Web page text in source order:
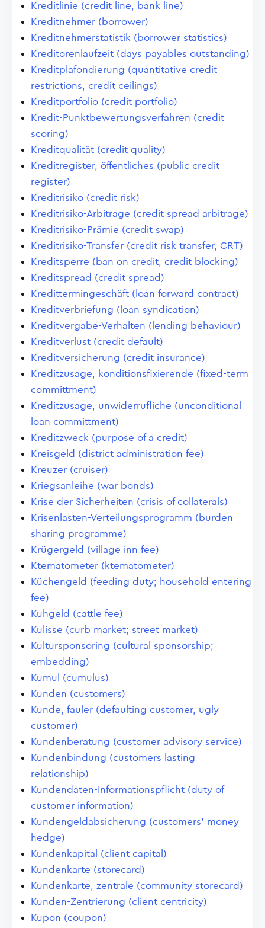
Kreditlinie (credit line, bank line)
Kreditnehmer (borrower)
Kreditnehmerstatistik (borrower statistics)
Kreditorenlaufzeit (days payables outstanding)
Kreditplafondierung (quantitative credit
restrictions, credit ceilings)
Kreditportfolio (credit portfolio)
Kredit-Punktbewertungsverfahren (credit
scoring)
Kreditqualität (credit quality)
Kreditregister, öffentliches (public credit
register)
Kreditrisiko (credit risk)
Kreditrisiko-Arbitrage (credit spread arbitrage)
Kreditrisiko-Prämie (credit swap)
Kreditrisiko-Transfer (credit risk transfer, CRT)
Kreditsperre (ban on credit, credit blocking)
Kreditspread (credit spread)
Kredittermingeschäft (loan forward contract)
Kreditverbriefung (loan syndication)
Kreditvergabe-Verhalten (lending behaviour)
Kreditverlust (credit default)
Kreditversicherung (credit insurance)
Kreditzusage, konditionsfixierende (fixed-term
committment)
Kreditzusage, unwiderrufliche (unconditional
loan committment)
Kreditzweck (purpose of a credit)
Kreisgeld (district administration fee)
Kreuzer (cruiser)
Kriegsanleihe (war bonds)
Krise der Sicherheiten (crisis of collaterals)
Krisenlasten-Verteilungsprogramm (burden
sharing programme)
Krügergeld (village inn fee)
Ktematometer (ktematometer)
Küchengeld (feeding duty; household entering
fee)
Kuhgeld (cattle fee)
Kulisse (curb market; street market)
Kultursponsoring (cultural sponsorship;
embedding)
Kumul (cumulus)
Kunden (customers)
Kunde, fauler (defaulting customer, ugly
customer)
Kundenberatung (customer advisory service)
Kundenbindung (customers lasting
relationship)
Kundendaten-Informationspflicht (duty of
customer information)
Kundengeldabsicherung (customers' money
hedge)
Kundenkapital (client capital)
Kundenkarte (storecard)
Kundenkarte, zentrale (community storecard)
Kunden-Zentrierung (client centricity)
Kupon (coupon)